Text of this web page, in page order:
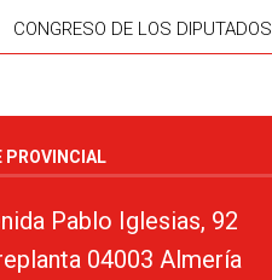
CONGRESO DE LOS DIPUTADOS
PROVINCIAL
Pablo Iglesias, 92
04003 Almería